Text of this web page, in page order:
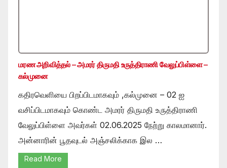
மரண அறிவித்தல் – அமரர் திருமதி உருத்திராணி வேலுப்பிள்ளை –
கல்முனை
கதிரவெளியை பிறப்பிடமாகவும் ,கல்முனை – 02 ஐ
வசிப்பிடமாகவும் கொண்ட அமரர் திருமதி உருத்திராணி
வேலுப்பிள்ளை அவர்கள் 02.06.2025 நேற்று காலமானார்.
அன்னாரின் பூதவுடல் அஞ்சலிக்காக இல …
Read More